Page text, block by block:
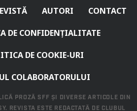
AUTORI CONTACT
DE CONFIDENȚIALITATE
DE COOKIE-URI
COLABORATORULUI
PROZĂ SFF ȘI DIVERSE ARTICOLE DIN
REVISTA ESTE REDACTATĂ DE CLUBUL